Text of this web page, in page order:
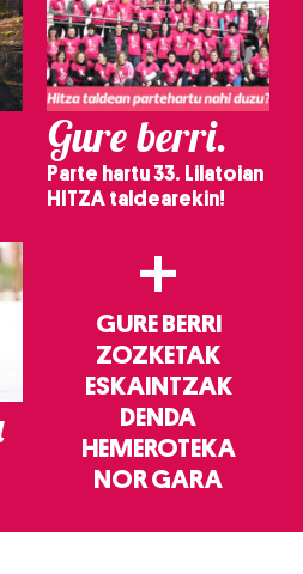
Gure berri.
Parte hartu 33. Lilatoian
HITZA taldearekin!
+
GURE BERRI
ZOZKETAK
ESKAINTZAK
DENDA
HEMEROTEKA
NOR GARA